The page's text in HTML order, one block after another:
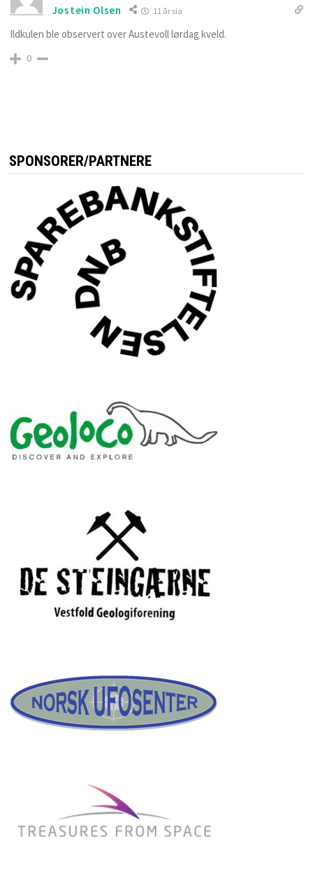
Jostein Olsen 11 år sia
Ildkulen ble observert over Austevoll lørdag kveld.
0
SPONSORER/PARTNERE